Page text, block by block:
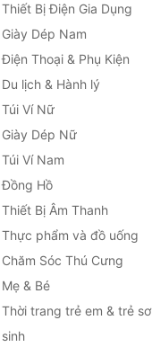
Thiết Bị Điện Gia Dụng
Giày Dép Nam
Điện Thoại & Phụ Kiện
Du lịch & Hành lý
Túi Ví Nữ
Giày Dép Nữ
Túi Ví Nam
Đồng Hồ
Thiết Bị Âm Thanh
Thực phẩm và đồ uống
Chăm Sóc Thú Cưng
Mẹ & Bé
Thời trang trẻ em & trẻ sơ
sinh